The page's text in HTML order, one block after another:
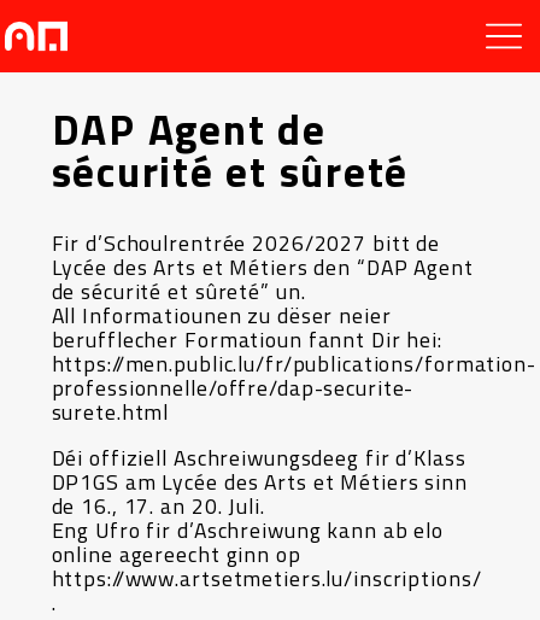
DAP Agent de
sécurité et sûreté
Fir d’Schoulrentrée 2026/2027 bitt de
Lycée des Arts et Métiers den “DAP Agent
de sécurité et sûreté” un.
All Informatiounen zu dëser neier
berufflecher Formatioun fannt Dir hei:
https://men.public.lu/fr/publications/formation-
professionnelle/offre/dap-securite-
surete.html
Déi offiziell Aschreiwungsdeeg fir d’Klass
DP1GS am Lycée des Arts et Métiers sinn
de 16., 17. an 20. Juli.
Eng Ufro fir d’Aschreiwung kann ab elo
online agereecht ginn op
https://www.artsetmetiers.lu/inscriptions/
.